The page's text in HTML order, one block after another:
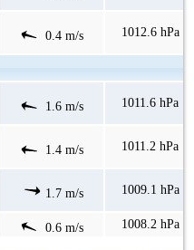
0.4 m/s 1012.6 hPa
1.6 m/s 1011.6 hPa
1.4 m/s 1011.2 hPa
1.7 m/s 1009.1 hPa
0.6 m/s 1008.2 hPa